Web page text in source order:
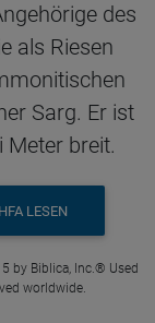
des
als Riesen
Sarg. Er ist
Meter breit.
LESEN
by Biblica, Inc.® Used
worldwide.